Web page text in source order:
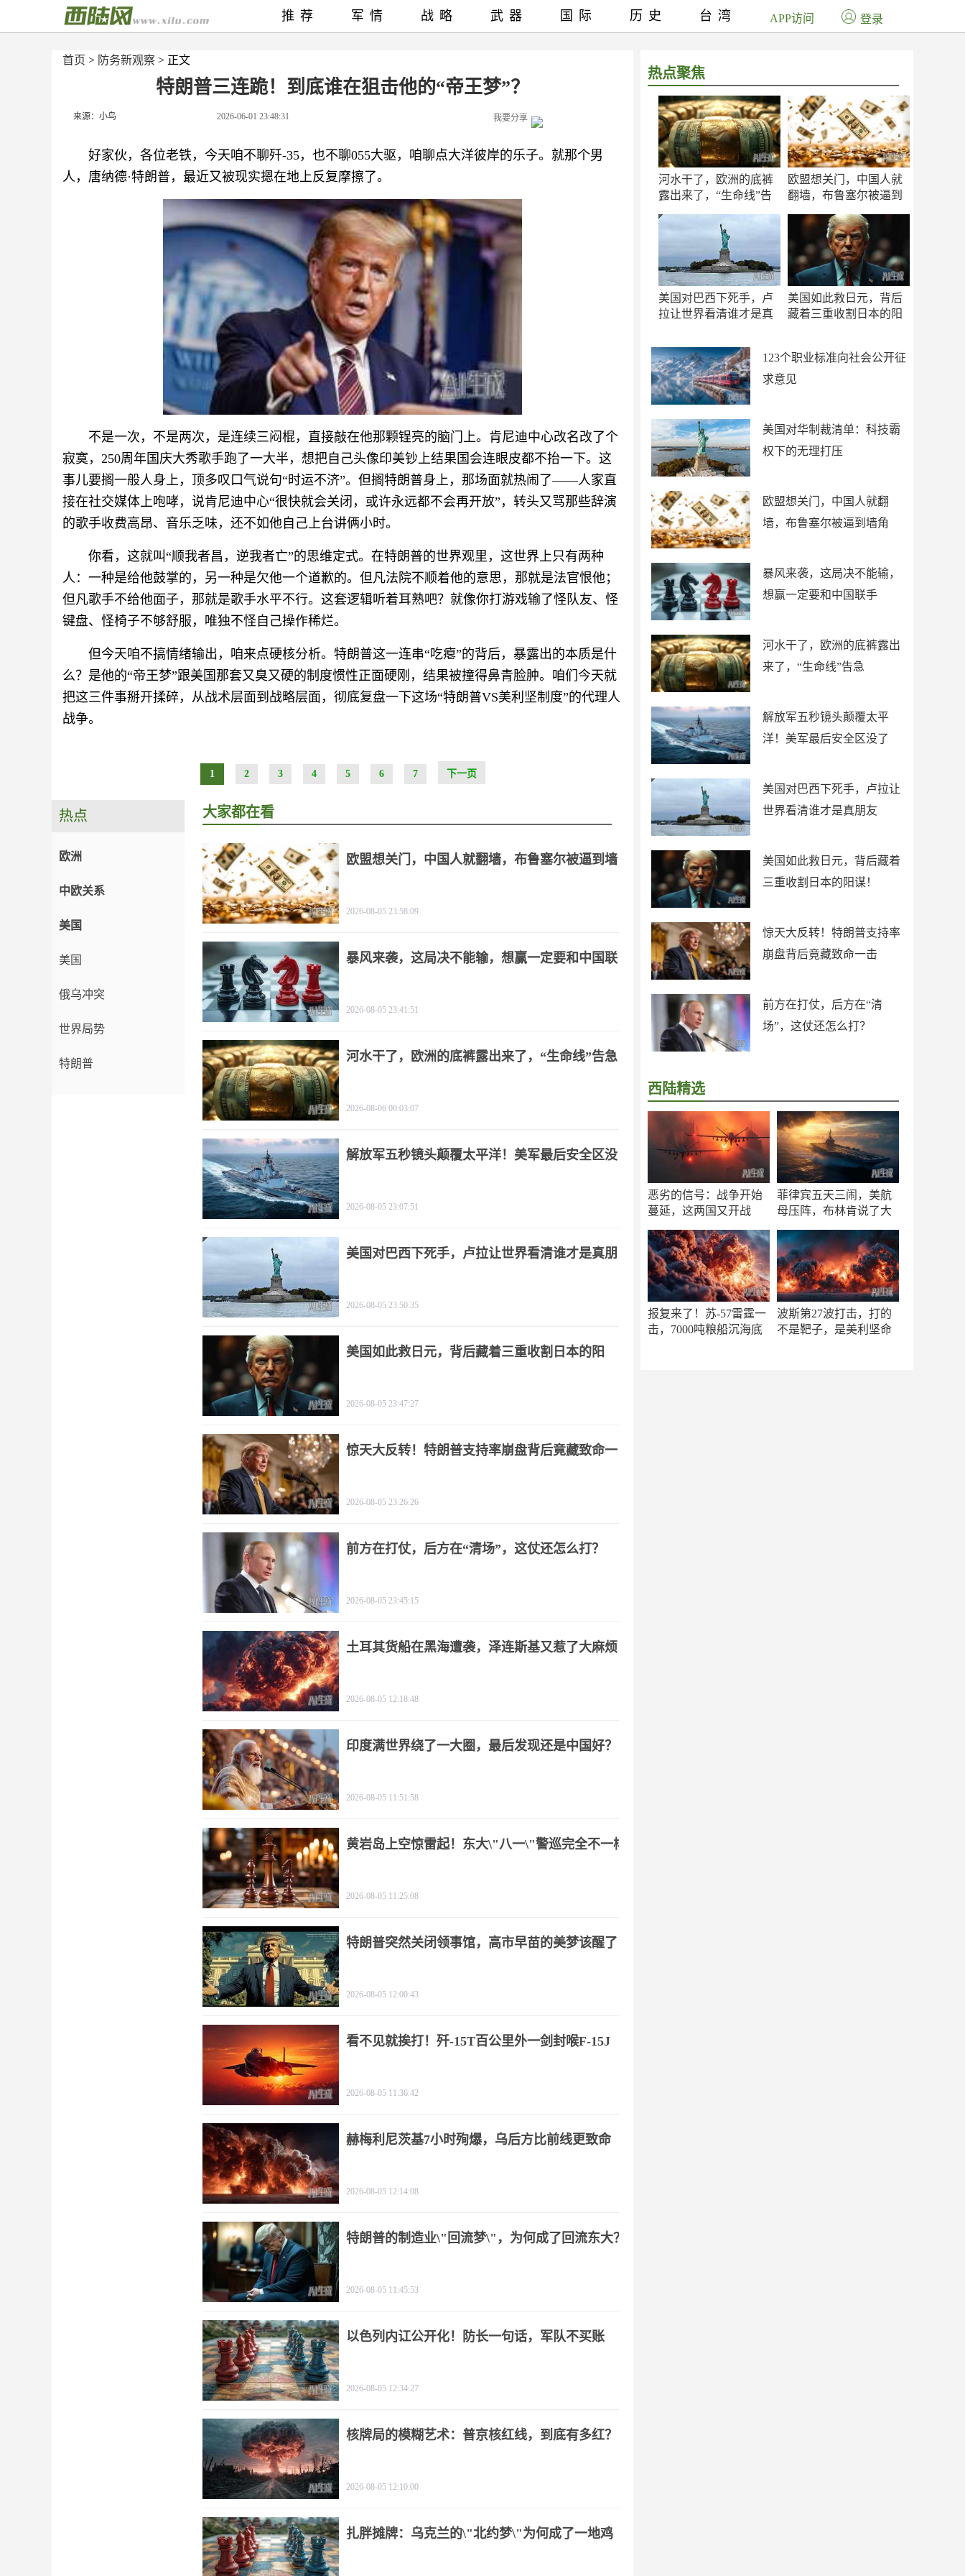
首页 > 防务新观察 > 正文
特朗普三连跪！到底谁在狙击他的“帝王梦”？
来源：小鸟 2026-06-01 23:48:31 我要分享
好家伙，各位老铁，今天咱不聊歼-35，也不聊055大驱，咱聊点大洋彼岸的乐子。就那个男
人，唐纳德·特朗普，最近又被现实摁在地上反复摩擦了。
不是一次，不是两次，是连续三闷棍，直接敲在他那颗锃亮的脑门上。肯尼迪中心改名改了个
寂寞，250周年国庆大秀歌手跑了一大半，想把自己头像印美钞上结果国会连眼皮都不抬一下。这
事儿要搁一般人身上，顶多叹口气说句“时运不济”。但搁特朗普身上，那场面就热闹了——人家直
接在社交媒体上咆哮，说肯尼迪中心“很快就会关闭，或许永远都不会再开放”，转头又骂那些辞演
的歌手收费高昂、音乐乏味，还不如他自己上台讲俩小时。
你看，这就叫“顺我者昌，逆我者亡”的思维定式。在特朗普的世界观里，这世界上只有两种
人：一种是给他鼓掌的，另一种是欠他一个道歉的。但凡法院不顺着他的意思，那就是法官恨他；
但凡歌手不给他面子，那就是歌手水平不行。这套逻辑听着耳熟吧？就像你打游戏输了怪队友、怪
键盘、怪椅子不够舒服，唯独不怪自己操作稀烂。
但今天咱不搞情绪输出，咱来点硬核分析。特朗普这一连串“吃瘪”的背后，暴露出的本质是什
么？是他的“帝王梦”跟美国那套又臭又硬的制度惯性正面硬刚，结果被撞得鼻青脸肿。咱们今天就
把这三件事掰开揉碎，从战术层面到战略层面，彻底复盘一下这场“特朗普VS美利坚制度”的代理人
战争。
1 2 3 4 5 6 7 下一页
热点聚焦
河水干了，欧洲的底裤
露出来了，“生命线”告
欧盟想关门，中国人就
翻墙，布鲁塞尔被逼到
美国对巴西下死手，卢
拉让世界看清谁才是真
美国如此救日元，背后
藏着三重收割日本的阳
123个职业标准向社会公开征
求意见
美国对华制裁清单：科技霸
权下的无理打压
欧盟想关门，中国人就翻
墙，布鲁塞尔被逼到墙角
暴风来袭，这局决不能输，
想赢一定要和中国联手
河水干了，欧洲的底裤露出
来了，“生命线”告急
解放军五秒镜头颠覆太平
洋！美军最后安全区没了
美国对巴西下死手，卢拉让
世界看清谁才是真朋友
美国如此救日元，背后藏着
三重收割日本的阳谋！
惊天大反转！特朗普支持率
崩盘背后竟藏致命一击
前方在打仗，后方在“清
场”，这仗还怎么打？
西陆精选
恶劣的信号：战争开始
蔓延，这两国又开战
菲律宾五天三闹，美航
母压阵，布林肯说了大
报复来了！苏-57雷霆一
击，7000吨粮船沉海底
波斯第27波打击，打的
不是靶子，是美利坚命
推荐 军情 战略 武器 国际 历史 台湾 APP访问 登录
热点
欧洲
中欧关系
美国
美国
俄乌冲突
世界局势
特朗普
大家都在看
欧盟想关门，中国人就翻墙，布鲁塞尔被逼到墙
2026-08-05 23:58:09
暴风来袭，这局决不能输，想赢一定要和中国联
2026-08-05 23:41:51
河水干了，欧洲的底裤露出来了，“生命线”告急
2026-08-06 00:03:07
解放军五秒镜头颠覆太平洋！美军最后安全区没
2026-08-05 23:07:51
美国对巴西下死手，卢拉让世界看清谁才是真朋
2026-08-05 23:50:35
美国如此救日元，背后藏着三重收割日本的阳
2026-08-05 23:47:27
惊天大反转！特朗普支持率崩盘背后竟藏致命一
2026-08-05 23:26:26
前方在打仗，后方在“清场”，这仗还怎么打？
2026-08-05 23:45:15
土耳其货船在黑海遭袭，泽连斯基又惹了大麻烦
2026-08-05 12:18:48
印度满世界绕了一大圈，最后发现还是中国好？
2026-08-05 11:51:58
黄岩岛上空惊雷起！东大\"八一\"警巡完全不一样
2026-08-05 11:25:08
特朗普突然关闭领事馆，高市早苗的美梦该醒了
2026-08-05 12:00:43
看不见就挨打！歼-15T百公里外一剑封喉F-15J
2026-08-05 11:36:42
赫梅利尼茨基7小时殉爆，乌后方比前线更致命
2026-08-05 12:14:08
特朗普的制造业\"回流梦\"，为何成了回流东大？
2026-08-05 11:45:53
以色列内讧公开化！防长一句话，军队不买账
2026-08-05 12:34:27
核牌局的模糊艺术：普京核红线，到底有多红？
2026-08-05 12:10:00
扎胖摊牌：乌克兰的\"北约梦\"为何成了一地鸡